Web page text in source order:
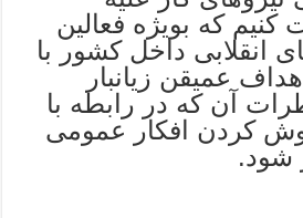
کنیم که بویژه فعالین
انقلابی داخل کشور با
عمیقن زیانبار
آن که در رابطه با
کردن افکار عمومی
شود.